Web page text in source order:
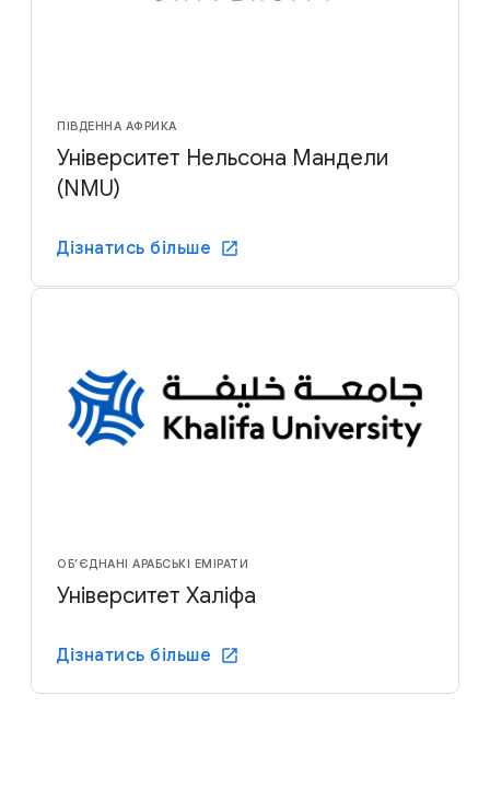
ПІВДЕННА АФРИКА
Університет Нельсона Мандели
(NMU)
Дізнатись більше
ОБ’ЄДНАНІ АРАБСЬКІ ЕМІРАТИ
Університет Халіфа
Дізнатись більше